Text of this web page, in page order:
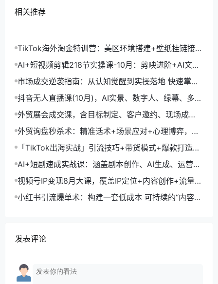
相关推荐
TikTok海外淘金特训营：美区环境搭建+壁纸挂链接
+剪映数字人，月入1.5万
AI+短视频剪辑218节实操课-10月：剪映进阶+AI文案
生成+账号运营，月入2万
市场成交逆袭指南：从认知觉醒到实操落地 快速掌握
市场开拓与成交核心能力
抖音无人直播课(10月)，AI实景、数字人、绿幕、多种
玩法、24小时自动盈利
外贸展会成交课，含目标制定、客户邀约、现场成
交，系统化SOP提升参展ROI
外贸询盘秒杀术：精准话术+场景应对+心理博弈，单
月询盘转化率提升200%
「TikTok出海实战」引流技巧+带货模式+爆款打造，
单月变现10万+秘籍
AI+短剧速成实战课：涵盖剧本创作、AI生成、运营变
现，单部剧收益破万
视频号IP变现8月大课，覆盖IP定位+内容创作+流量获
取+合规运营+商业转化
小红书引流爆单术：构建一套低成本 可持续的“内容-
发表评论